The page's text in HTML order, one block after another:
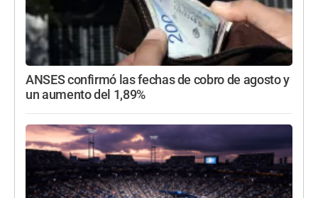
ANSES confirmó las fechas de cobro de agosto y
un aumento del 1,89%